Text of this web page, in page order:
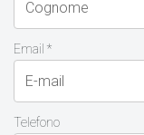
Email *
Telefono